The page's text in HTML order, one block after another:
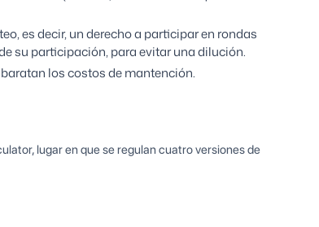
es decir, un derecho a participar en rondas
su participación, para evitar una dilución.
los costos de mantención.
lugar en que se regulan cuatro versiones de